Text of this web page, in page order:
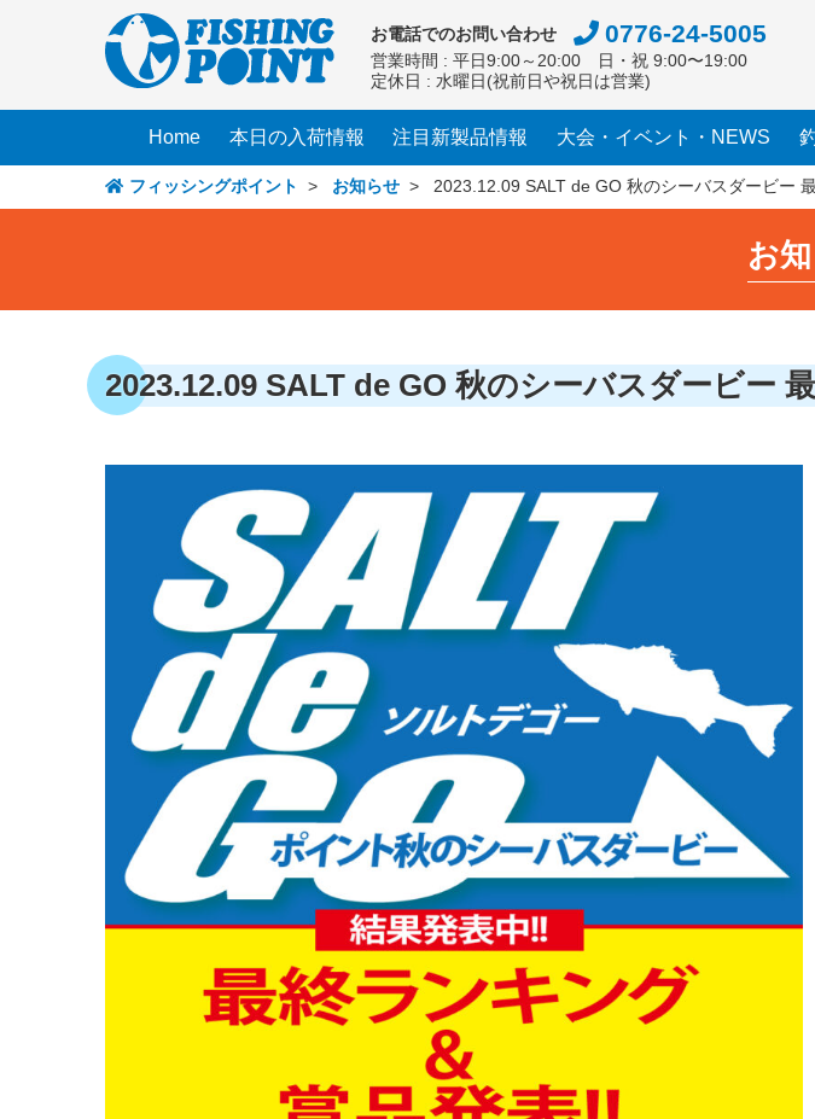
キ
お電話でのお問い合わせ 0776-24-5005
営業時間 : 平日9:00～20:00 日・祝 9:00〜19:00
定休日 : 水曜日(祝前日や祝日は営業)
Home 本日の入荷情報 注目新製品情報 大会・イベント・NEWS
フィッシングポイント > お知らせ > 2023.12.09 SALT de GO 秋のシーバスダービー
お
2023.12.09 SALT de GO 秋のシーバスダービー